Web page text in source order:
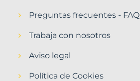
Preguntas frecuentes - FAQ
Trabaja con nosotros
Aviso legal
Política de Cookies